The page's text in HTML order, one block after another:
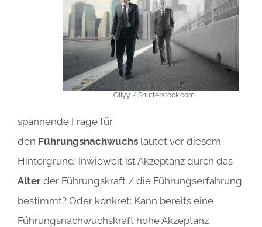
Ollyy / Shutterstock.com
spannende Frage für
den Führungsnachwuchs lautet vor diesem
Hintergrund: Inwieweit ist Akzeptanz durch das
Alter der Führungskraft / die Führungserfahrung
bestimmt? Oder konkret: Kann bereits eine
Führungsnachwuchskraft hohe Akzeptanz